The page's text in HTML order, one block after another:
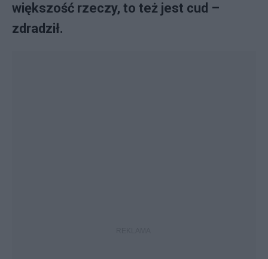
większość rzeczy, to też jest cud –
zdradził.